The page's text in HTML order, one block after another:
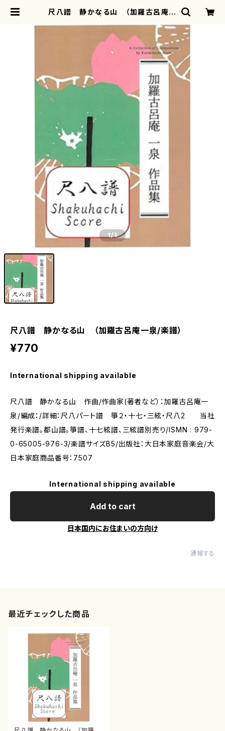
尺八譜 静かなる山 （加羅古呂庵一
1/1
尺八譜 静かなる山 （加羅古呂庵一泉/楽譜）
¥770
International shipping available
尺八譜 静かなる山 作曲/作曲家(著者など）：加羅古呂庵一
泉/編成：/詳細：尺八パート譜 箏２・十七・三絃・尺八2 当社
発行楽譜。都山譜。箏譜、十七絃譜、三絃譜別売り/ISMN : 979-
0-65005-976-3/楽譜サイズB5/出版社：大日本家庭音楽会/大
日本家庭商品番号：7507
International shipping available
Add to cart
日本国内にお住まいの方向け
通報する
最近チェックした商品